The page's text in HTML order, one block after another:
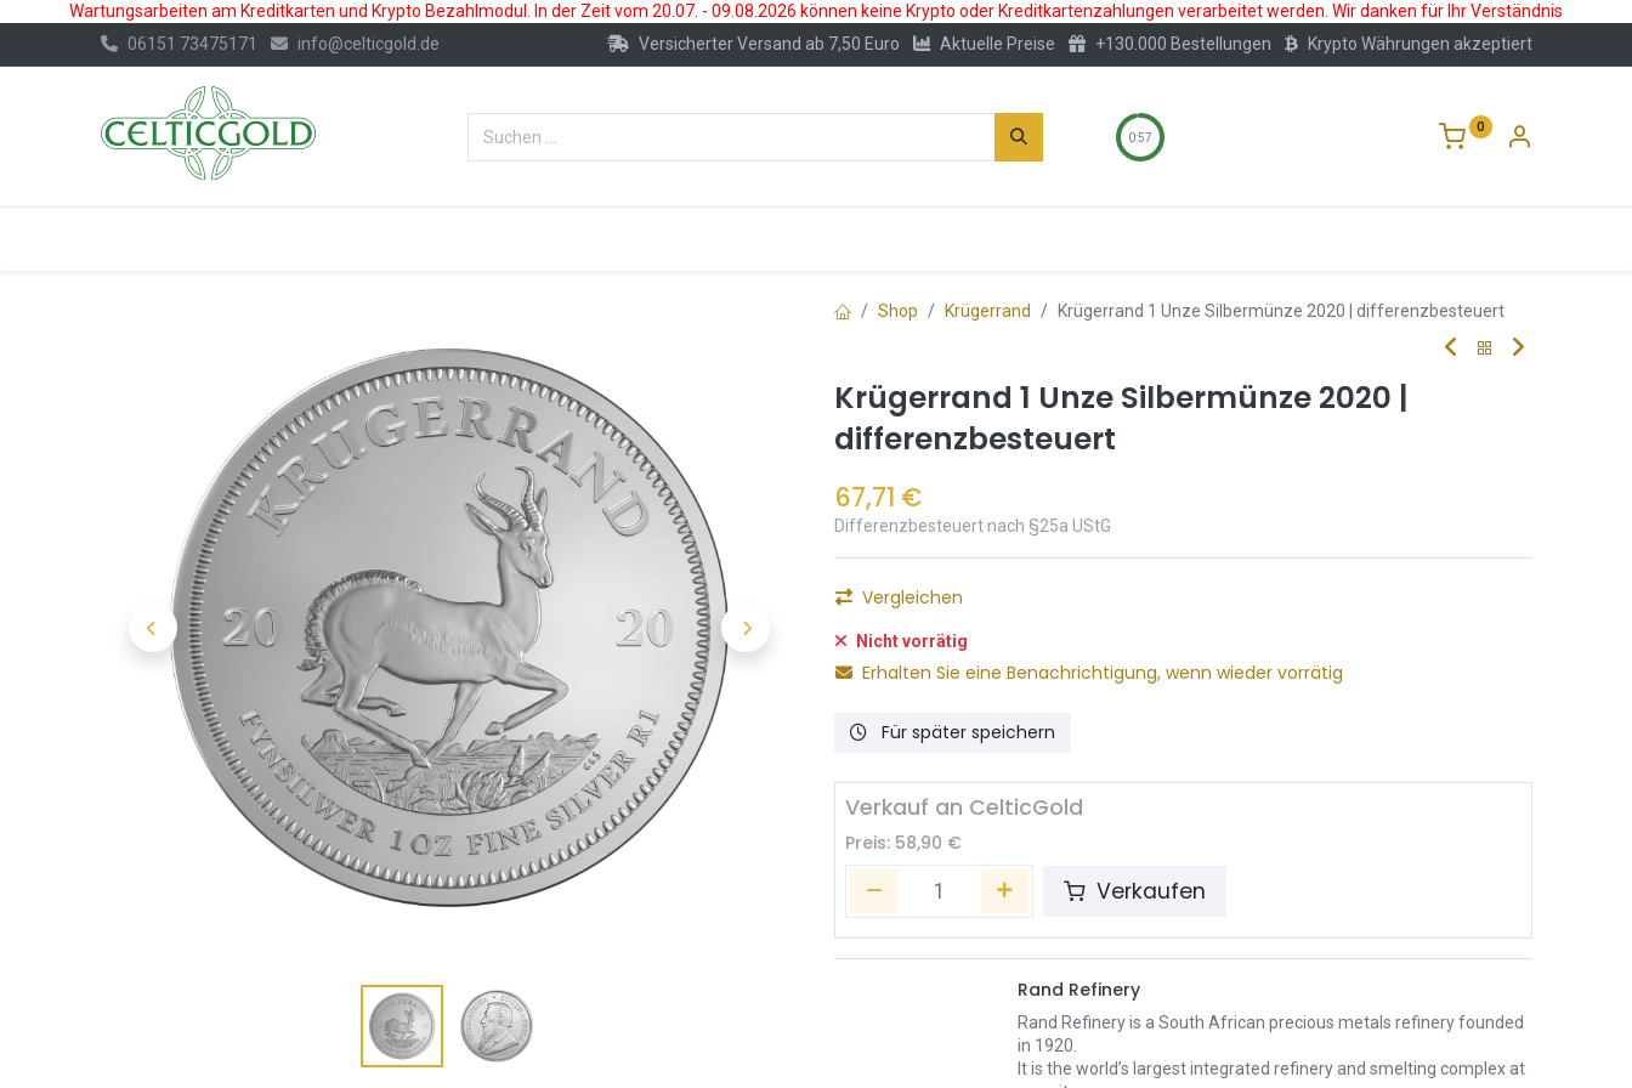
Wartungsarbeiten am Kreditkarten und Krypto Bezahlmodul. In der Zeit vom 20.07. - 09.08.2026 können keine Krypto oder Kreditkartenzahlungen verarbeitet werden. Wir danken für Ihr Verständnis
06151 73475171
info@celticgold.de Versicherter Versand ab 7,50 Euro Aktuelle Preise +130.000 Bestellungen Krypto Währungen akzeptiert
0:56
0
Shop Krügerrand Krügerrand 1 Unze Silbermünze 2020 | differenzbesteuert
Krügerrand 1 Unze Silbermünze 2020 |
differenzbesteuert
67,71 €
Differenzbesteuert nach §25a UStG
Vergleichen
Nicht vorrätig
Erhalten Sie eine Benachrichtigung, wenn wieder vorrätig
Für später speichern
Verkauf an CelticGold
Preis: 58,90 €
Verkaufen
Rand Refinery
Rand Refinery is a South African precious metals refinery founded
in 1920.
It is the world’s largest integrated refinery and smelting complex at